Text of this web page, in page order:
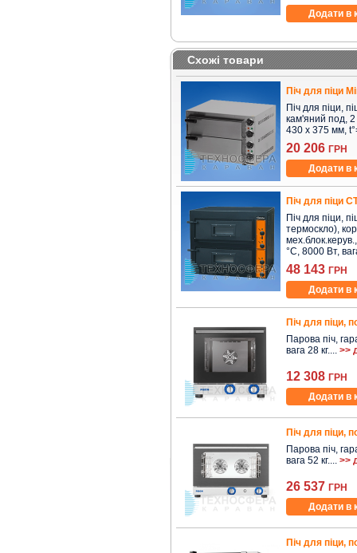
Додати в
Схожі товари
Піч для піци
Піч для піци,
кам'яний под, 2
430 x 375 мм,
20 206 ГРН
Додати в
Піч для піци
Піч для піци,
термоскло),
°C, 8000 Вт,
48 143 ГРН
Додати в
Піч для піци,
Парова піч,
вага 28 кг.... >>
12 308 ГРН
Додати в
Піч для піци,
Парова піч,
вага 52 кг.... >>
26 537 ГРН
Додати в
Піч для піци,